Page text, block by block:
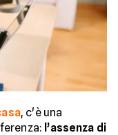
, c'è una
l’assenza di